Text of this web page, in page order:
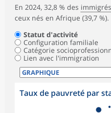
En 2024, 32,8 % des immigrés
ceux nés en Afrique (39,7 %).
Statut d'activité
Configuration familiale
Catégorie
Lien avec l'immigration
Taux de pauvreté par